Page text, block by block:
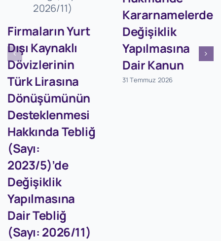
Firmaların Yurt
Dışı Kaynaklı
Dövizlerinin
Türk Lirasına
Dönüşümünün
Desteklenmesi
Hakkında Tebliğ
(Sayı:
2023/5)’de
Değişiklik
Yapılmasına
Dair Tebliğ
(Sayı: 2026/11)
Kararnamelerde
Değişiklik
Yapılmasına
Dair Kanun
31 Temmuz 2026